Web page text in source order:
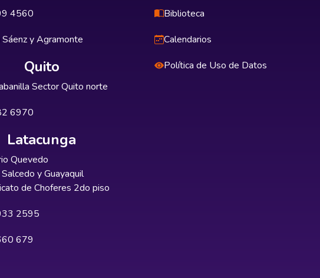
4560
y Agramonte
Quito
Sector Quito norte
6970
Latacunga
Quevedo
y Guayaquil
de Choferes 2do piso
2595
679
Biblioteca
Calendarios
Política de Uso de Datos